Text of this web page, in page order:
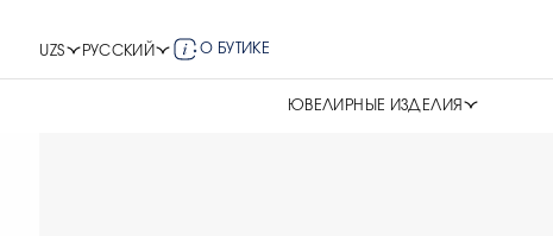
UZS РУССКИЙ О БУТИКЕ
ЮВЕЛИРНЫЕ ИЗДЕЛИЯ